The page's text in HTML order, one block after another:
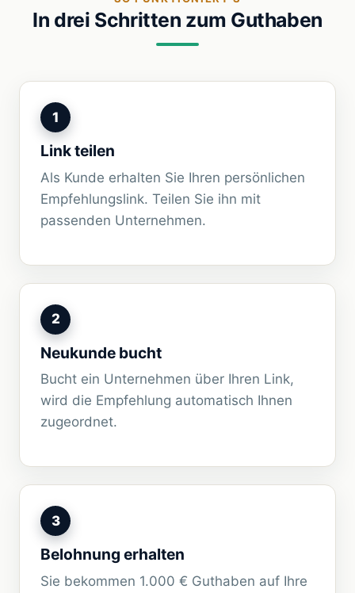
In drei Schritten zum Guthaben
1
Link teilen
Als Kunde erhalten Sie Ihren persönlichen
Empfehlungslink. Teilen Sie ihn mit
passenden Unternehmen.
2
Neukunde bucht
Bucht ein Unternehmen über Ihren Link,
wird die Empfehlung automatisch Ihnen
zugeordnet.
3
Belohnung erhalten
Sie bekommen 1.000 € Guthaben auf Ihre